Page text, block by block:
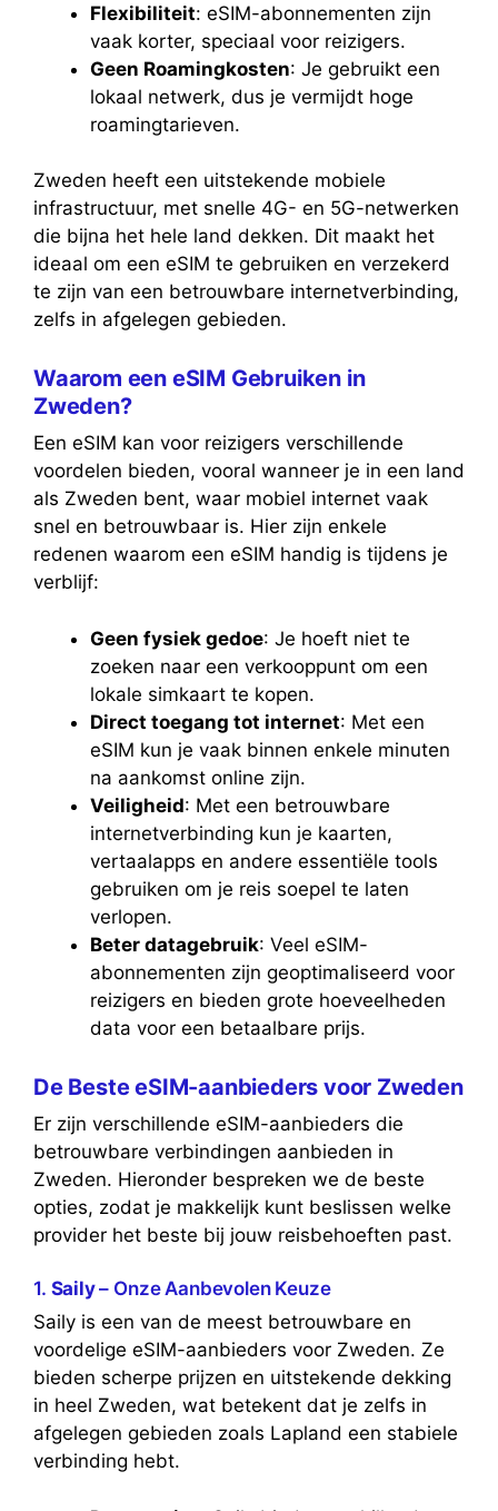
Flexibiliteit: eSIM-abonnementen zijn
vaak korter, speciaal voor reizigers.
Geen Roamingkosten: Je gebruikt een
lokaal netwerk, dus je vermijdt hoge
roamingtarieven.
Zweden heeft een uitstekende mobiele
infrastructuur, met snelle 4G- en 5G-netwerken
die bijna het hele land dekken. Dit maakt het
ideaal om een eSIM te gebruiken en verzekerd
te zijn van een betrouwbare internetverbinding,
zelfs in afgelegen gebieden.
Waarom een eSIM Gebruiken in
Zweden?
Een eSIM kan voor reizigers verschillende
voordelen bieden, vooral wanneer je in een land
als Zweden bent, waar mobiel internet vaak
snel en betrouwbaar is. Hier zijn enkele
redenen waarom een eSIM handig is tijdens je
verblijf:
Geen fysiek gedoe: Je hoeft niet te
zoeken naar een verkooppunt om een
lokale simkaart te kopen.
Direct toegang tot internet: Met een
eSIM kun je vaak binnen enkele minuten
na aankomst online zijn.
Veiligheid: Met een betrouwbare
internetverbinding kun je kaarten,
vertaalapps en andere essentiële tools
gebruiken om je reis soepel te laten
verlopen.
Beter datagebruik: Veel eSIM-
abonnementen zijn geoptimaliseerd voor
reizigers en bieden grote hoeveelheden
data voor een betaalbare prijs.
De Beste eSIM-aanbieders voor Zweden
Er zijn verschillende eSIM-aanbieders die
betrouwbare verbindingen aanbieden in
Zweden. Hieronder bespreken we de beste
opties, zodat je makkelijk kunt beslissen welke
provider het beste bij jouw reisbehoeften past.
1. Saily– Onze Aanbevolen Keuze
Saily is een van de meest betrouwbare en
voordelige eSIM-aanbieders voor Zweden. Ze
bieden scherpe prijzen en uitstekende dekking
in heel Zweden, wat betekent dat je zelfs in
afgelegen gebieden zoals Lapland een stabiele
verbinding hebt.